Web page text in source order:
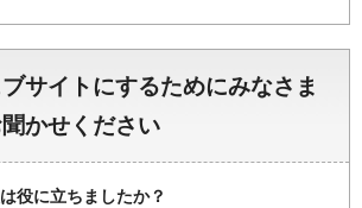
サイトにするためにみなさま
かせください
役に立ちましたか？